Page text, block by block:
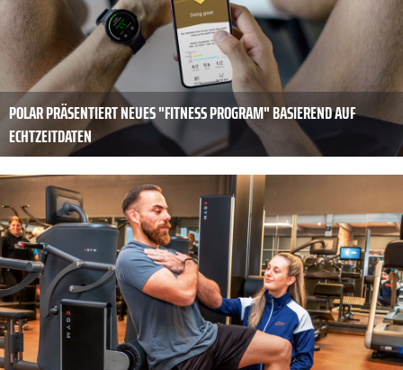
POLAR PRÄSENTIERT NEUES "FITNESS PROGRAM" BASIEREND AUF
ECHTZEITDATEN